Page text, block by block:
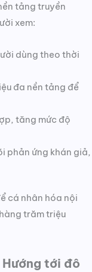
tảng truyền
xem:
dùng theo thời
đa nền tảng để
tăng mức độ
phản ứng khán giả,
cá nhân hóa nội
trăm triệu
tới đô